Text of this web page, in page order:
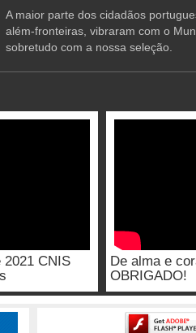
A maior parte dos cidadãos
além-fronteiras, vibraram com o
sobretudo com a nossa seleção.
2021 CNIS
De alma e
OBRIGADO!